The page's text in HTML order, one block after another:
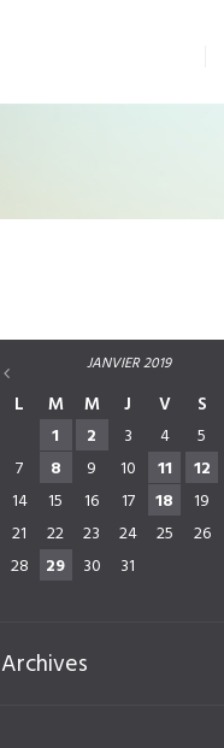
JANVIER2019
L M M J V S
1 2 3 4 5
7
8 9 10 11 12
14
15 16 17 18 19
21
22 23 24 25 26
28
29 30 31
Archives